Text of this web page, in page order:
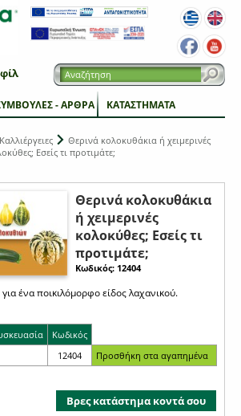
- ΑΡΘΡΑ ΚΑΤΑΣΤΗΜΑΤΑ
Καλλιέργειες
Θερινά κολοκυθάκια ή χειμερινές
Eσείς τι προτιμάτε;
Θερινά κολοκυθάκια
ή χειμερινές
κολοκύθες; Eσείς τι
προτιμάτε;
Κωδικός: 12404
ένα ποικιλόμορφο είδος λαχανικού.
Κωδικός
12404
Βρες κατάστημα κοντά σου